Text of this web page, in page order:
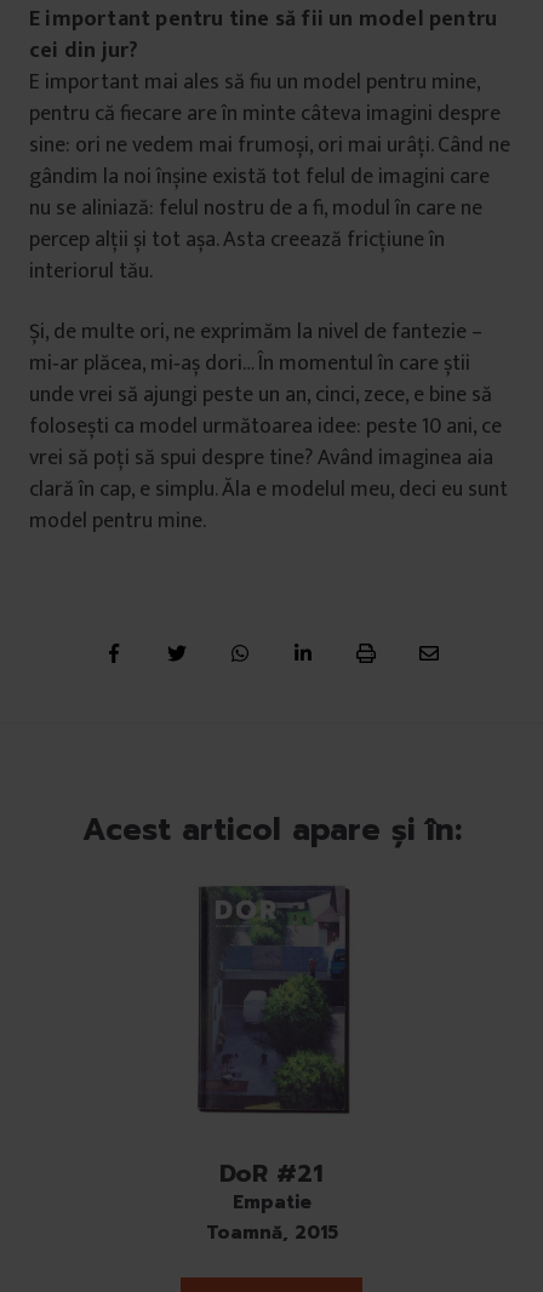
E important pentru tine să fii un model pentru
cei din jur?
E important mai ales să fiu un model pentru mine,
pentru că fiecare are în minte câteva imagini despre
sine: ori ne vedem mai frumoși, ori mai urâți. Când ne
gândim la noi înșine există tot felul de imagini care
nu se aliniază: felul nostru de a fi, modul în care ne
percep alții și tot așa. Asta creează fricțiune în
interiorul tău.
Și, de multe ori, ne exprimăm la nivel de fantezie –
mi‑ar plăcea, mi‑aș dori… În momentul în care știi
unde vrei să ajungi peste un an, cinci, zece, e bine să
folosești ca model următoarea idee: peste 10 ani, ce
vrei să poți să spui despre tine? Având imaginea aia
clară în cap, e simplu. Ăla e modelul meu, deci eu sunt
model pentru mine.
Acest articol apare și în:
DoR #21
Empatie
Toamnă, 2015